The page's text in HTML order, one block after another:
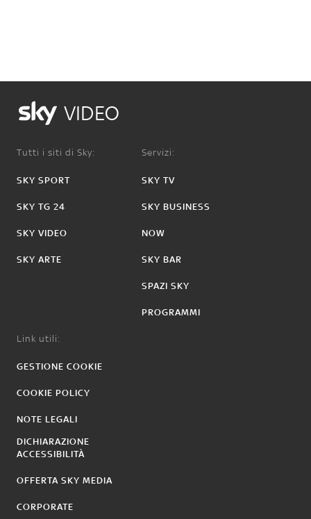
VIDEO
Tutti i siti di Sky:
SKY SPORT
SKY TG 24
SKY VIDEO
SKY ARTE
Servizi:
SKY TV
SKY BUSINESS
NOW
SKY BAR
SPAZI SKY
PROGRAMMI
Link utili:
GESTIONE COOKIE
COOKIE POLICY
NOTE LEGALI
DICHIARAZIONE
ACCESSIBILITÀ
OFFERTA SKY MEDIA
CORPORATE